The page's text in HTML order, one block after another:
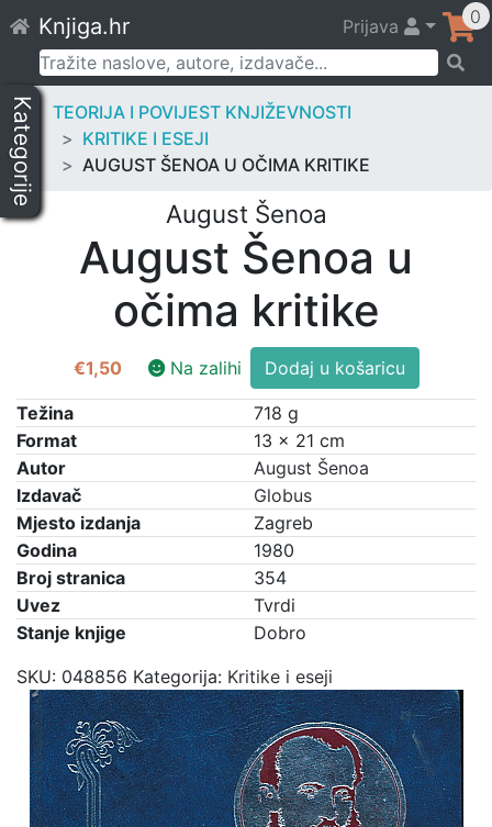
to
content
Knjiga.hr Prijava 0
Pretraži:
Kategorije
TEORIJA I POVIJEST KNJIŽEVNOSTI
KRITIKE I ESEJI
AUGUST ŠENOA U OČIMA KRITIKE
August Šenoa
August Šenoa u
očima kritike
€1,50 Na zalihi
August
Šenoa
u
očima
kritike
količina
Dodaj u košaricu
Težina
718 g
Format
13 × 21 cm
Autor
August Šenoa
Izdavač
Globus
Mjesto izdanja
Zagreb
Godina
1980
Broj stranica
354
Uvez
Tvrdi
Stanje knjige
Dobro
SKU: 048856 Kategorija: Kritike i eseji